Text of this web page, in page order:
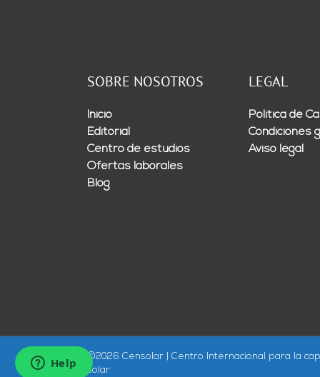
SOBRE NOSOTROS
Inicio
Editorial
Centro de estudios
Ofertas laborales
Blog
LEGAL
Política de
Condiciones
Aviso legal
©2026 Censolar | Centro Internacional para la
solar